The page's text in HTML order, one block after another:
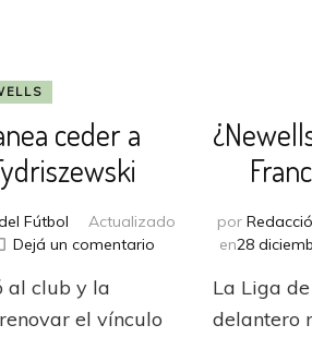
ceder a
Fútbol
Actualizado
Dejá un comentarioen
ceder
al club y la
el vínculo
por
en28
La Liga
delantero